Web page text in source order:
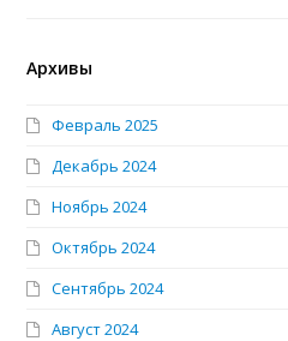
Архивы
Февраль 2025
Декабрь 2024
Ноябрь 2024
Октябрь 2024
Сентябрь 2024
Август 2024